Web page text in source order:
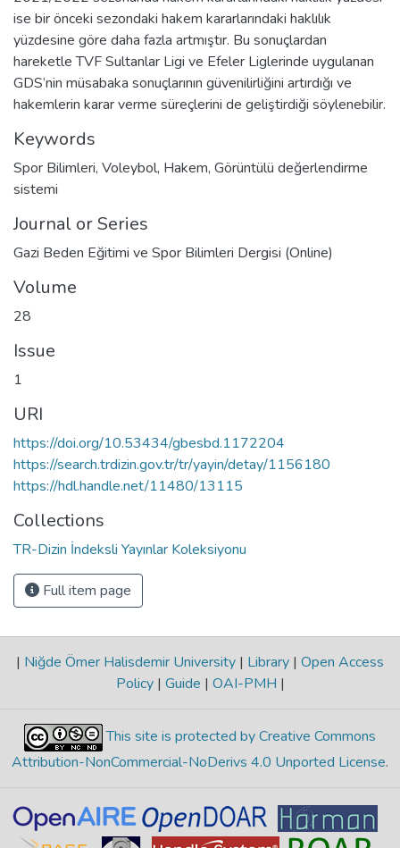
ise bir önceki sezondaki hakem kararlarındaki haklılık
yüzdesine göre daha fazla artmıştır. Bu sonuçlardan
hareketle TVF Sultanlar Ligi ve Efeler Liglerinde uygulanan
GDS’nin müsabaka sonuçlarının güvenilirliğini artırdığı ve
hakemlerin karar verme süreçlerini de geliştirdiği söylenebilir.
Keywords
Spor Bilimleri, Voleybol, Hakem, Görüntülü değerlendirme
sistemi
Journal or Series
Gazi Beden Eğitimi ve Spor Bilimleri Dergisi (Online)
Volume
28
Issue
1
URI
https://doi.org/10.53434/gbesbd.1172204
https://search.trdizin.gov.tr/tr/yayin/detay/1156180
https://hdl.handle.net/11480/13115
Collections
TR-Dizin İndeksli Yayınlar Koleksiyonu
Full item page
| Niğde Ömer Halisdemir University | Library | Open Access
Policy | Guide | OAI-PMH |
This site is protected by Creative Commons
Attribution-NonCommercial-NoDerivs 4.0 Unported License.